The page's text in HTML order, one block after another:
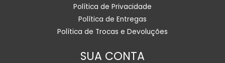
Política de Privacidade
Política de Entregas
Política de Trocas e Devoluções
SUA CONTA